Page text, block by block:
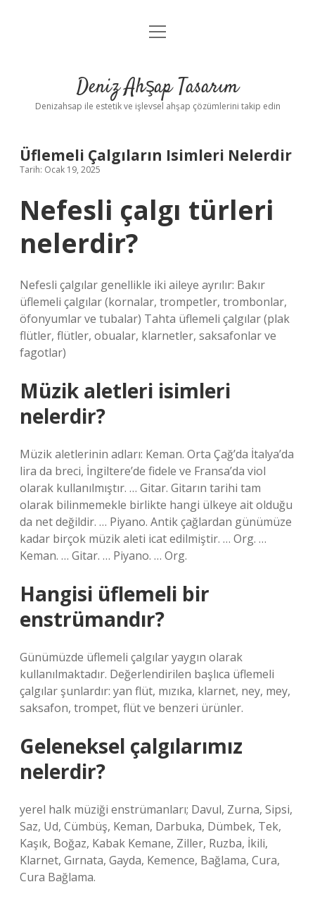
Anasayfa
Yasal Uyarı
menüyü
Deniz Ahşap Tasarım
Denizahsap ile estetik ve işlevsel ahşap çözümlerini takip edin
Üflemeli Çalgıların Isimleri Nelerdir
Tarih: Ocak 19, 2025
Nefesli çalgı türleri
nelerdir?
Nefesli çalgılar genellikle iki aileye ayrılır: Bakır
üflemeli çalgılar (kornalar, trompetler, trombonlar,
öfonyumlar ve tubalar) Tahta üflemeli çalgılar (plak
flütler, flütler, obualar, klarnetler, saksafonlar ve
fagotlar)
Müzik aletleri isimleri
nelerdir?
Müzik aletlerinin adları: Keman. Orta Çağ’da İtalya’da
lira da breci, İngiltere’de fidele ve Fransa’da viol
olarak kullanılmıştır. … Gitar. Gitarın tarihi tam
olarak bilinmemekle birlikte hangi ülkeye ait olduğu
da net değildir. … Piyano. Antik çağlardan günümüze
kadar birçok müzik aleti icat edilmiştir. … Org. …
Keman. … Gitar. … Piyano. … Org.
Hangisi üflemeli bir
enstrümandır?
Günümüzde üflemeli çalgılar yaygın olarak
kullanılmaktadır. Değerlendirilen başlıca üflemeli
çalgılar şunlardır: yan flüt, mızıka, klarnet, ney, mey,
saksafon, trompet, flüt ve benzeri ürünler.
Geleneksel çalgılarımız
nelerdir?
yerel halk müziği enstrümanları; Davul, Zurna, Sipsi,
Saz, Ud, Cümbüş, Keman, Darbuka, Dümbek, Tek,
Kaşık, Boğaz, Kabak Kemane, Ziller, Ruzba, İkili,
Klarnet, Gırnata, Gayda, Kemence, Bağlama, Cura,
Cura Bağlama.